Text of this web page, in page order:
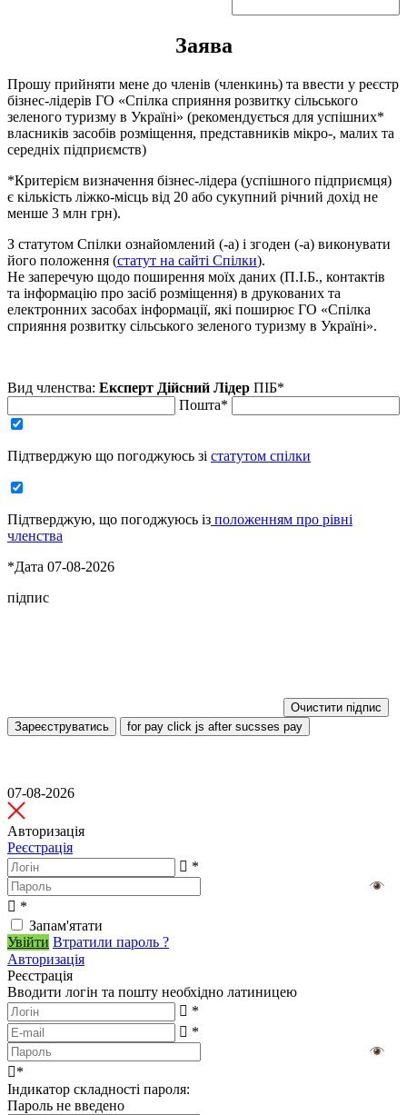
Заява
Прошу прийняти мене до членів (членкинь) та ввести у реєстр
бізнес-лідерів ГО «Спілка сприяння розвитку сільського
зеленого туризму в Україні» (рекомендується для успішних*
власників засобів розміщення, представників мікро-, малих та
середніх підприємств)
*Критерієм визначення бізнес-лідера (успішного підприємця)
є кількість ліжко-місць від 20 або сукупний річний дохід не
менше 3 млн грн).
З статутом Спілки ознайомлений (-а) і згоден (-а) виконувати
його положення (статут на сайті Спілки).
Не заперечую щодо поширення моїх даних (П.І.Б., контактів
та інформацію про засіб розміщення) в друкованих та
електронних засобах інформації, які поширює ГО «Спілка
сприяння розвитку сільського зеленого туризму в Україні».
Вид членства: Експерт Дійсний Лідер ПІБ*
Пошта*
Підтверджую що погоджуюсь зі статутом спілки
Підтверджую, що погоджуюсь із положенням про рівні
членства
*Дата 07-08-2026
підпис
Очистити підпис
Зареєструватись
for pay click js after sucsses pay
07-08-2026
Авторизація
Реєстрація
*
*
Запам'ятати
Увійти Втратили пароль ?
Авторизація
Реєстрація
Вводити логін та пошту необхідно латиницею
*
*
*
Індикатор складності пароля:
Пароль не введено